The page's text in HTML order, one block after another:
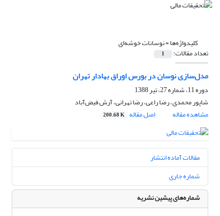
کلیدواژه‌ها =نوسانات خوشه‌ای
تعداد مقالات: 1
مدل‌سازی نوسان در بورس اوراق بهادار تهران
دوره 11، شماره 27، تیر 1388
شاپور محمدی، رضا راعی، رضا تهرانی، آرش فیض‌آباد
مشاهده مقاله
اصل مقاله 200.68 K
مقالات آماده انتشار
شماره جاری
شماره‌های پیشین نشریه